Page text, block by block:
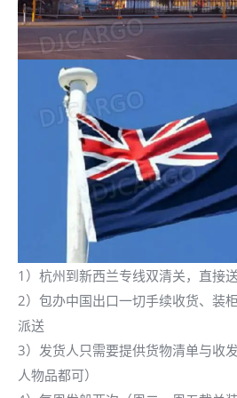
1）杭州到新西兰专线双清关，直接
2）包办中国出口一切手续收货、装
派送
3）发货人只需要提供货物清单与收
人物品都可）